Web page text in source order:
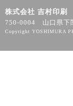
株式会社 吉村印刷
750-0004 山口県下
Copyright YOSHIMURA